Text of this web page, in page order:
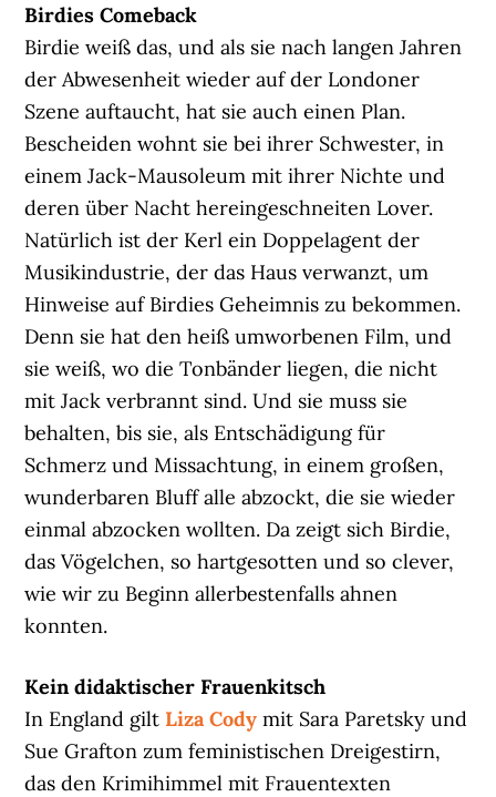
Birdies Comeback
Birdie weiß das, und als sie nach langen Jahren
der Abwesenheit wieder auf der Londoner
Szene auftaucht, hat sie auch einen Plan.
Bescheiden wohnt sie bei ihrer Schwester, in
einem Jack-Mausoleum mit ihrer Nichte und
deren über Nacht hereingeschneiten Lover.
Natürlich ist der Kerl ein Doppelagent der
Musikindustrie, der das Haus verwanzt, um
Hinweise auf Birdies Geheimnis zu bekommen.
Denn sie hat den heiß umworbenen Film, und
sie weiß, wo die Tonbänder liegen, die nicht
mit Jack verbrannt sind. Und sie muss sie
behalten, bis sie, als Entschädigung für
Schmerz und Missachtung, in einem großen,
wunderbaren Bluff alle abzockt, die sie wieder
einmal abzocken wollten. Da zeigt sich Birdie,
das Vögelchen, so hartgesotten und so clever,
wie wir zu Beginn allerbestenfalls ahnen
konnten.
Kein didaktischer Frauenkitsch
In England gilt Liza Cody mit Sara Paretsky und
Sue Grafton zum feministischen Dreigestirn,
das den Krimihimmel mit Frauentexten